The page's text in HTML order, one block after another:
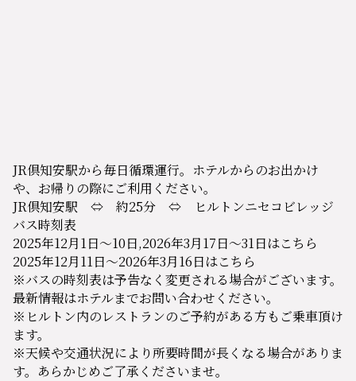
JR倶知安駅から毎日循環運行。ホテルからのお出かけ
や、お帰りの際にご利用ください。
JR倶知安駅 ⇔ 約25分 ⇔ ヒルトンニセコビレッジ
バス時刻表
2025年12月1日～10日,2026年3月17日～31日はこちら
2025年12月11日～2026年3月16日はこちら
※バスの時刻表は予告なく変更される場合がございます。
最新情報はホテルまでお問い合わせください。
※ヒルトン内のレストランのご予約がある方もご乗車頂け
ます。
※天候や交通状況により所要時間が長くなる場合がありま
す。あらかじめご了承くださいませ。